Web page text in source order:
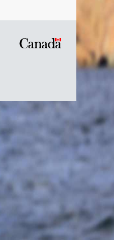
Symbole
Canada